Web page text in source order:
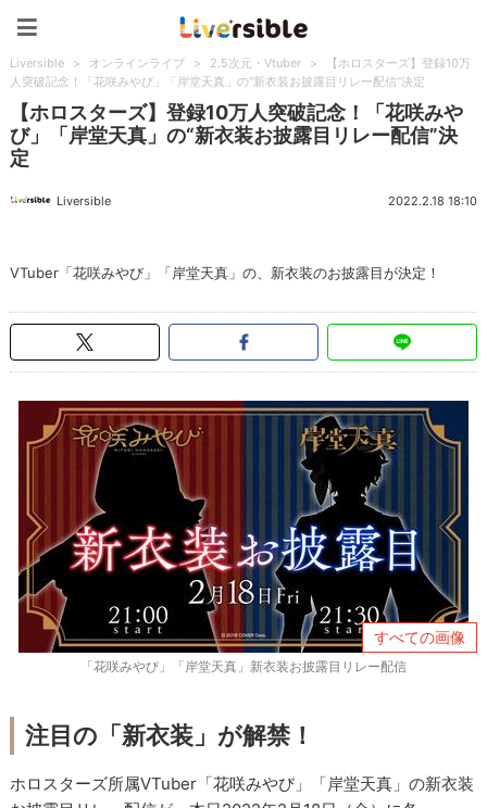
Liversible > オンラインライブ > 2.5次元・Vtuber >
【ホロスターズ】登録10万
人突破記念！「花咲みやび」「岸堂天真」の“新衣装お披露目リレー配信”決定
【ホロスターズ】登録10万人突破記念！「花咲みや
び」「岸堂天真」の“新衣装お披露目リレー配信”決
定
Liversible 2022.2.18 18:10
VTuber「花咲みやび」「岸堂天真」の、新衣装のお披露目が決定！
すべての画像
「花咲みやび」「岸堂天真」新衣装お披露目リレー配信
注目の「新衣装」が解禁！
ホロスターズ所属VTuber「花咲みやび」「岸堂天真」の新衣装